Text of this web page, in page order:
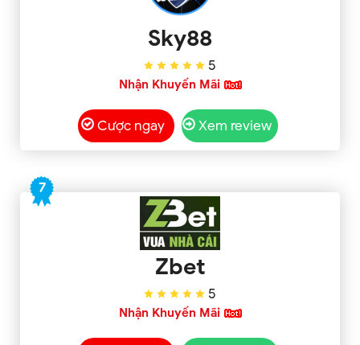
Sky88
5
Nhận Khuyến Mãi
Cược ngay Xem review
7
Zbet
5
Nhận Khuyến Mãi